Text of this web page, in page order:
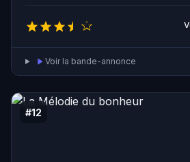
pique-nique en Île-de-France. Le
de vivre avec la postière et
Voir la bande-annonce
#12